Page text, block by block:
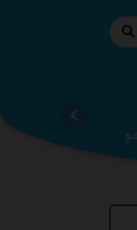
استضافة المواقع